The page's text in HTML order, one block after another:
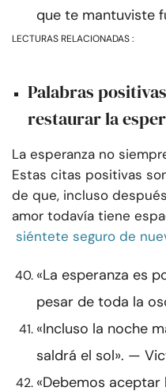
que te mantuviste
LECTURAS RELACIONADAS :
Palabras
restaurar la
La esperanza no
Estas citas positivas
de que, incluso
amor todavía tiene
siéntete seguro de
«La esperanza es
pesar de toda la
«Incluso la noche
saldrá el sol». —
«Debemos